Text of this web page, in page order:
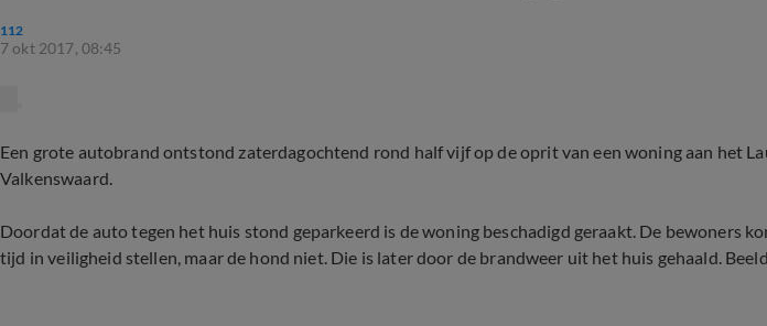
112
7 okt 2017, 08:45
Een grote autobrand ontstond zaterdagochtend rond half vijf op de oprit van een woning aan het
Valkenswaard.
Doordat de auto tegen het huis stond geparkeerd is de woning beschadigd geraakt. De bewoners
tijd in veiligheid stellen, maar de hond niet. Die is later door de brandweer uit het huis gehaald.